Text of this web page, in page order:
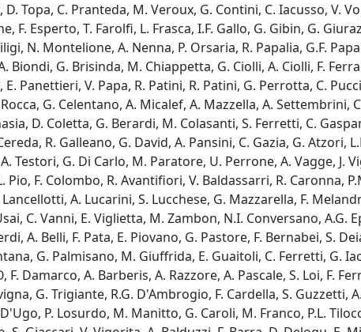
Topa, C. Pranteda, M. Veroux, G. Contini, C. Iacusso, V.
Esperto, T. Farolfi, L. Frasca, I.F. Gallo, G. Gibin, G.
N. Montelione, A. Nenna, P. Orsaria, R. Papalia, G.F.
Biondi, G. Brisinda, M. Chiappetta, G. Ciolli, A. Ciolli, F.
Panettieri, V. Papa, R. Patini, R. Patini, G. Perrotta, C.
G. Celentano, A. Micalef, A. Mazzella, A. Settembrini,
D. Coletta, G. Berardi, M. Colasanti, S. Ferretti, C.
R. Galleano, G. David, A. Pansini, C. Gazia, G. Atzori,
Testori, G. Di Carlo, M. Paratore, U. Perrone, A. Vagge, J.
F. Colombo, R. Avantifiori, V. Baldassarri, R. Caronna,
A. Lucarini, S. Lucchese, G. Mazzarella, F.
C. Vanni, E. Viglietta, M. Zambon, N.I. Conversano, A.G.
A. Belli, F. Pata, E. Piovano, G. Pastore, F. Bernabei, S.
G. Palmisano, M. Giuffrida, E. Guaitoli, C. Ferretti, G.
Damarco, A. Barberis, A. Razzore, A. Pascale, S. Loi, F.
G. Trigiante, R.G. D'Ambrogio, F. Cardella, S. Guzzetti,
P. Losurdo, M. Manitto, G. Caroli, M. Franco, P.L.